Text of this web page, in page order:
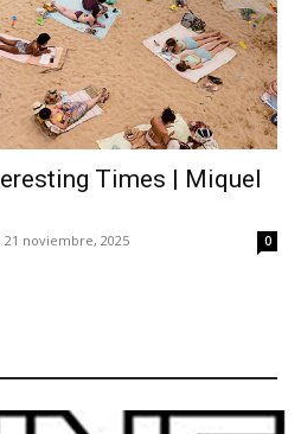
Times | Miquel
21 noviembre, 2025 0